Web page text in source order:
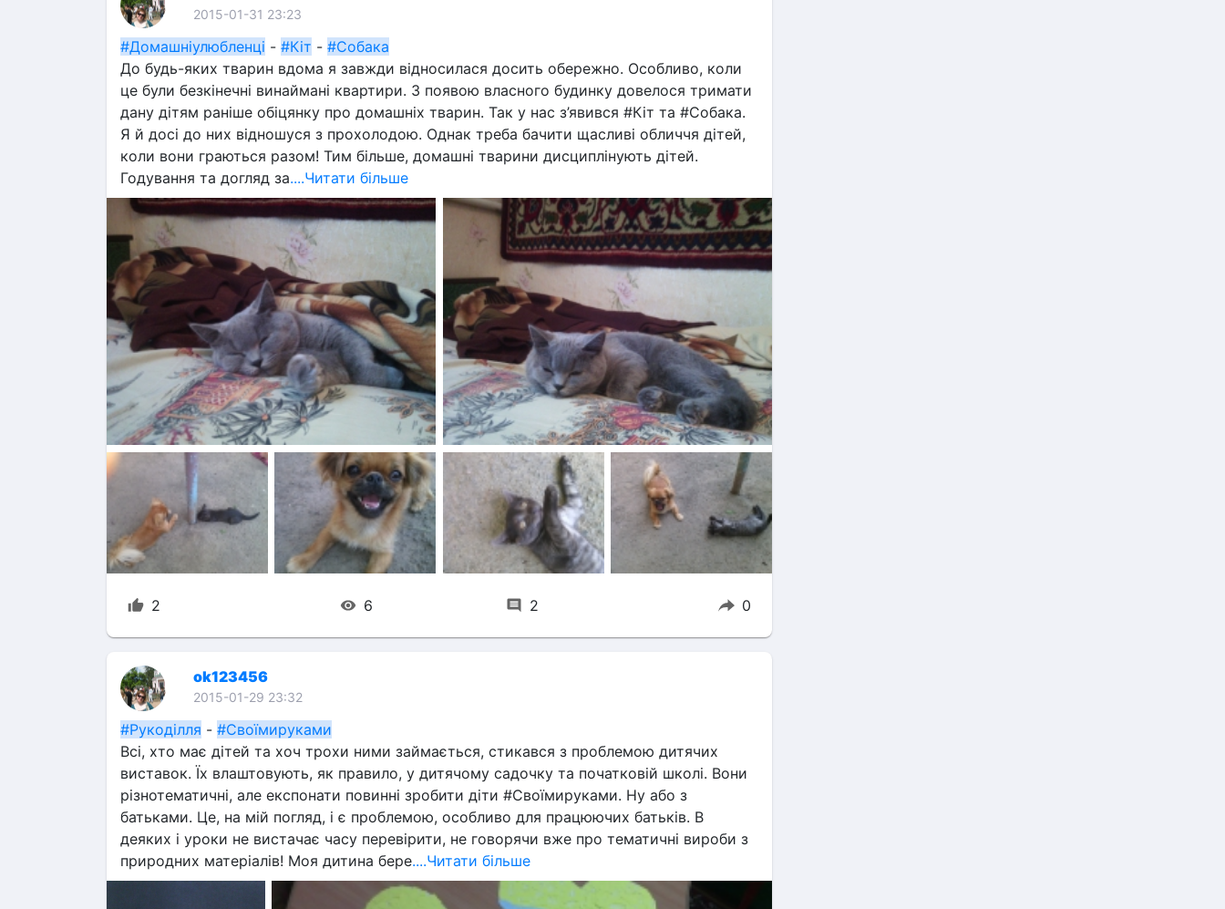
2015-01-31 23:23
#Домашніулюбленці - #Кіт - #Собака
До будь-яких тварин вдома я завжди відносилася досить обережно. Особливо, коли
це були безкінечні винаймані квартири. З появою власного будинку довелося тримати
дану дітям раніше обіцянку про домашніх тварин. Так у нас з’явився #Кіт та #Собака.
Я й досі до них відношуся з прохолодою. Однак треба бачити щасливі обличчя дітей,
коли вони граються разом! Тим більше, домашні тварини дисциплінують дітей.
Годування та догляд за....Читати більше
2 6 2 0
ok123456
2015-01-29 23:32
#Рукоділля - #Своїмируками
Всі, хто має дітей та хоч трохи ними займається, стикався з проблемою дитячих
виставок. Їх влаштовують, як правило, у дитячому садочку та початковій школі. Вони
різнотематичні, але експонати повинні зробити діти #Своїмируками. Ну або з
батьками. Це, на мій погляд, і є проблемою, особливо для працюючих батьків. В
деяких і уроки не вистачає часу перевірити, не говорячи вже про тематичні вироби з
природних матеріалів! Моя дитина бере....Читати більше